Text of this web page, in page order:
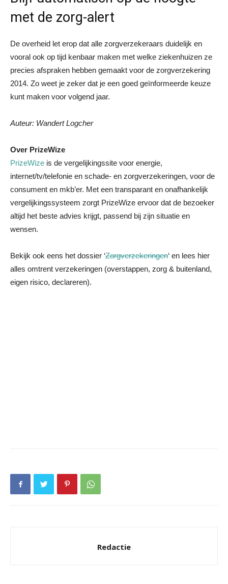
met de zorg-alert
De overheid let erop dat alle zorgverzekeraars duidelijk en
vooral ook op tijd kenbaar maken met welke ziekenhuizen ze
precies afspraken hebben gemaakt voor de zorgverzekering
2014. Zo weet je zeker dat je een goed geïnformeerde keuze
kunt maken voor volgend jaar.
Auteur: Wandert Logcher
Over PrizeWize
PrizeWize is de vergelijkingssite voor energie,
internet/tv/telefonie en schade- en zorgverzekeringen, voor de
consument en mkb’er. Met een transparant en onafhankelijk
vergelijkingssysteem zorgt PrizeWize ervoor dat de bezoeker
altijd het beste advies krijgt, passend bij zijn situatie en
wensen.
Bekijk ook eens het dossier ‘Zorgverzekeringen‘ en lees hier
alles omtrent verzekeringen (overstappen, zorg & buitenland,
eigen risico, declareren).
Redactie